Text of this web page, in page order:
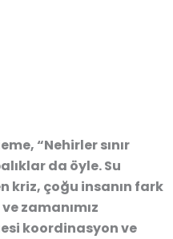
“Nehirler sınır
da öyle. Su
kriz, çoğu insanın fark
zamanımız
koordinasyon ve